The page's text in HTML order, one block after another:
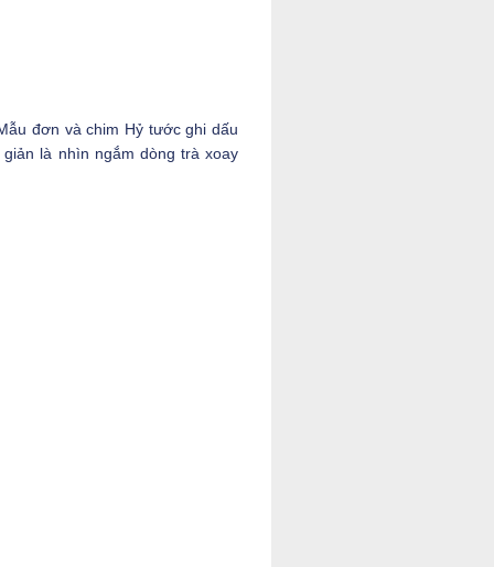
đơn và chim Hỷ tước ghi dấu
là nhìn ngắm dòng trà xoay